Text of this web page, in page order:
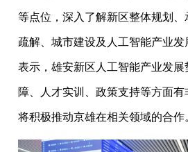
等点位，深入了解新区整体规划
疏解、城市建设及人工智能产业
表示，雄安新区人工智能产业发
障、人才实训、政策支持等方面有
将积极推动京雄在相关领域的合作。